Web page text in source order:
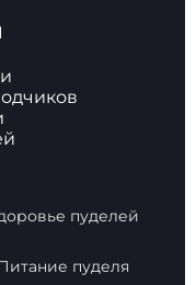
пуделей
пуделя